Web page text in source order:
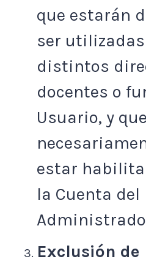
que estarán
ser
distintos
docentes o
Usuario, y que
estar
la Cuenta del
Exclusión de